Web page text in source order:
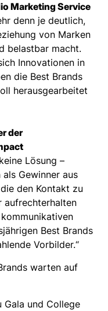
Marketing Service
denn je deutlich,
von Marken
belastbar macht.
Innovationen in
die Best Brands
herausgearbeitet
der
Lösung –
Gewinner aus
den Kontakt zu
aufrechterhalten
Best Brands
Vorbilder.“
warten auf
Gala und College